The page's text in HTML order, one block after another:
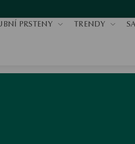
PRSTENY TRENDY